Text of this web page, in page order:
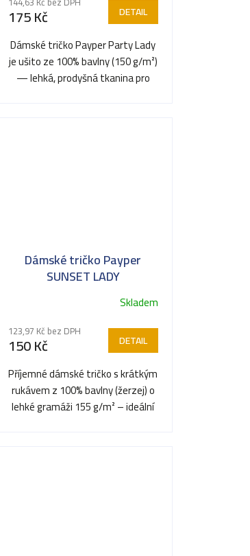
175 Kč DETAIL
Dámské tričko Payper Party Lady
je ušito ze 100% bavlny (150 g/m²)
— lehká, prodyšná tkanina pro
Dámské tričko Payper
SUNSET LADY
Skladem
123,97 Kč bez DPH
150 Kč DETAIL
Příjemné dámské tričko s krátkým
rukávem z 100% bavlny (žerzej) o
lehké gramáži 155 g/m² – ideální